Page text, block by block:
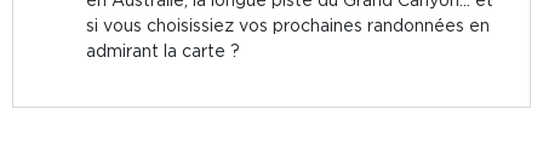
si vous choisissiez vos prochaines randonnées en
admirant la carte ?